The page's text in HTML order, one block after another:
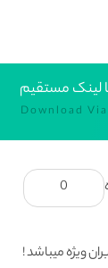
لینک مستقیم
Download
0
ویژه میباشد !